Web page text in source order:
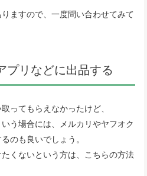
ますので、一度問い合わせてみて
プリなどに出品する
ってもらえなかったけど、
う場合には、メルカリやヤフオク
のも良いでしょう。
くないという方は、こちらの方法